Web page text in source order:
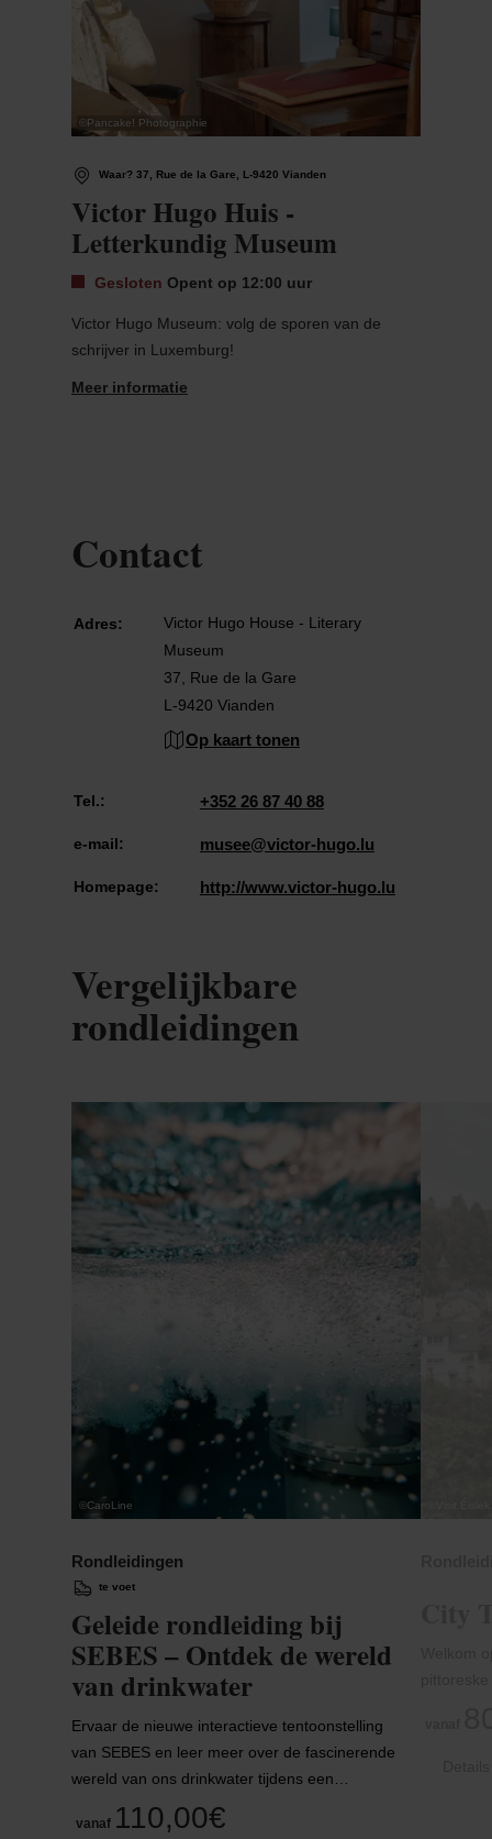
© Pancake! Photographie
Waar? 37, Rue de la Gare, L-9420 Vianden
Victor Hugo Huis -
Letterkundig Museum
Gesloten Opent op 12:00 uur
Victor Hugo Museum: volg de sporen van de
schrijver in Luxemburg!
Meer informatie
Contact
Adres:
Victor Hugo House - Literary
Museum
37, Rue de la Gare
L-9420 Vianden
Op kaart tonen
Tel.: +352 26 87 40 88
e-mail: musee@victor-hugo.lu
Homepage: http://www.victor-hugo.lu
Vergelijkbare
rondleidingen
©CaroLine
Rondleidingen
te voet
Geleide rondleiding bij
SEBES – Ontdek de wereld
van drinkwater
Ervaar de nieuwe interactieve tentoonstelling
van SEBES en leer meer over de fascinerende
wereld van ons drinkwater tijdens een…
vanaf 110,00€